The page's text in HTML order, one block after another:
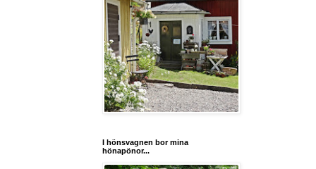
I hönsvagnen bor mina
hönapönor...